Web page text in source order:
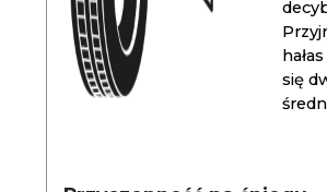
się